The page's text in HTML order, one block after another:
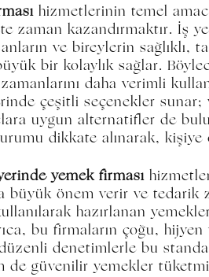
hizmetlerinin temel
zaman kazandırmaktır. İş
ve bireylerin sağlıklı,
bir kolaylık sağlar.
daha verimli
çeşitli seçenekler sunar;
uygun alternatifler de
dikkate alınarak,
yemek firması
büyük önem verir ve
hazırlanan
bu firmaların çoğu,
denetimlerle bu
de güvenilir yemekler